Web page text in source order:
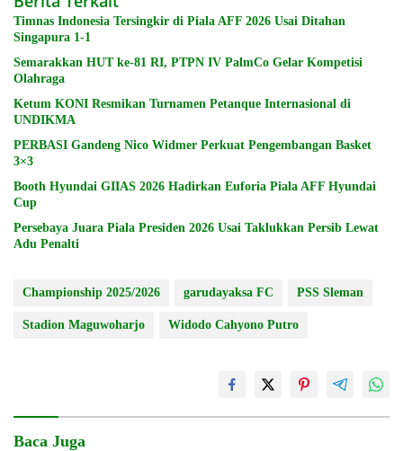
Timnas Indonesia Tersingkir di Piala AFF 2026 Usai Ditahan
Singapura 1-1
Semarakkan HUT ke-81 RI, PTPN IV PalmCo Gelar Kompetisi
Olahraga
Ketum KONI Resmikan Turnamen Petanque Internasional di
UNDIKMA
PERBASI Gandeng Nico Widmer Perkuat Pengembangan Basket
3×3
Booth Hyundai GIIAS 2026 Hadirkan Euforia Piala AFF Hyundai
Cup
Persebaya Juara Piala Presiden 2026 Usai Taklukkan Persib Lewat
Adu Penalti
Championship 2025/2026 garudayaksa FC PSS Sleman
Stadion Maguwoharjo Widodo Cahyono Putro
Baca Juga